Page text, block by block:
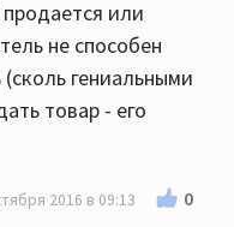
или
не способен
гениальными
товар - его
2016 в 09:13 0